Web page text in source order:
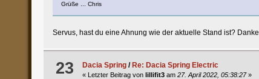
Grüße ... Chris
Servus, hast du eine Ahnung wie der aktuelle Stand ist? Danke
23 Dacia Spring / Re: Dacia Spring Electric
« Letzter Beitrag vonlillifit3am 27. April 2022, 05:38:27»